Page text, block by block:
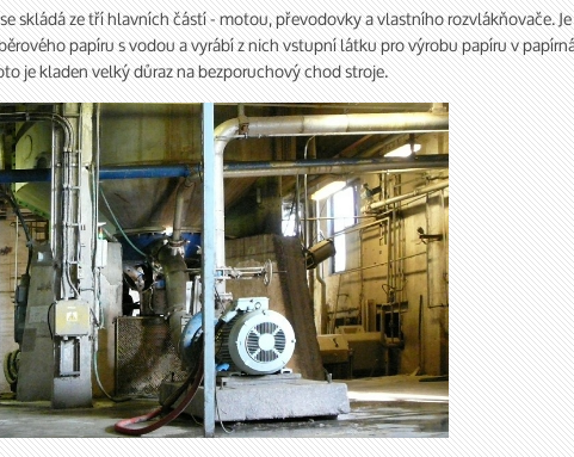
skládá ze tří hlavních částí - motou, převodovky a vlastního rozvlákňovače.
papíru s vodou a vyrábí z nich vstupní látku pro výrobu papíru v
je kladen velký důraz na bezporuchový chod stroje.